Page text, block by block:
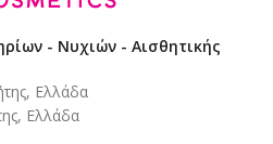
- Νυχιών - Αισθητικής
Ελλάδα
Ελλάδα